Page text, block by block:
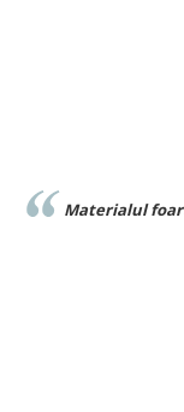
Materialul